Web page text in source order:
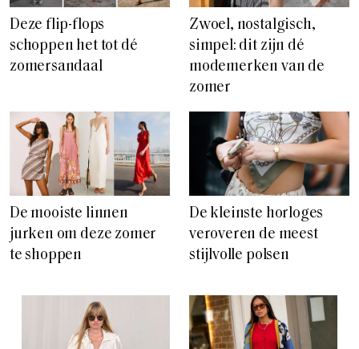
Deze flip-flops
schoppen het tot dé
zomersandaal
Zwoel, nostalgisch,
simpel: dit zijn dé
modemerken van de
zomer
De mooiste linnen
jurken om deze zomer
te shoppen
De kleinste horloges
veroveren de meest
stijlvolle polsen